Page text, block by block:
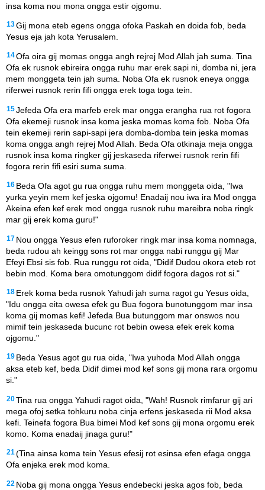
insa koma nou mona ongga estir ojgomu.
13Gij mona eteb egens ongga ofoka Paskah en doida fob, beda
Yesus eja jah kota Yerusalem.
14Ofa oira gij momas ongga angh rejrej Mod Allah jah suma. Tina
Ofa ek rusnok ebireira ongga ruhu mar erek sapi ni, domba ni, jera
mem monggeta tein jah suma. Noba Ofa ek rusnok eneya ongga
riferwei rusnok rerin fifi ongga erek toga toga tein.
15Jefeda Ofa era marfeb erek mar ongga erangha rua rot fogora
Ofa ekemeji rusnok insa koma jeska momas koma fob. Noba Ofa
tein ekemeji rerin sapi-sapi jera domba-domba tein jeska momas
koma ongga angh rejrej Mod Allah. Beda Ofa otkinaja meja ongga
rusnok insa koma ringker gij jeskaseda riferwei rusnok rerin fifi
fogora rerin fifi esiri suma suma.
16 Beda Ofa agot gu rua ongga ruhu mem monggeta oida, "Iwa
yurka yeyin mem kef jeska ojgomu! Enadaij nou iwa ira Mod ongga
Akeina efen kef erek mod ongga rusnok ruhu mareibra noba ringk
mar gij erek koma guru!"
17 Nou ongga Yesus efen ruforoker ringk mar insa koma nomnaga,
beda rudou ah keingg sons rot mar ongga nabi runggu gij Mar
Efeyi Ebsi sis fob. Rua runggu rot oida, "Didif Dudou okora eteb rot
bebin mod. Koma bera omotunggom didif fogora dagos rot si."
18 Erek koma beda rusnok Yahudi jah suma ragot gu Yesus oida,
"Idu ongga eita owesa efek gu Bua fogora bunotunggom mar insa
koma gij momas kefi! Jefeda Bua butunggom mar onswos nou
mimif tein jeskaseda bucunc rot bebin owesa efek erek koma
ojgomu."
19 Beda Yesus agot gu rua oida, "Iwa yuhoda Mod Allah ongga
aksa eteb kef, beda Didif dimei mod kef sons gij mona rara orgomu
si."
20Tina rua ongga Yahudi ragot oida, "Wah! Rusnok rimfarur gij ari
mega ofoj setka tohkuru noba cinja erfens jeskaseda rii Mod aksa
kefi. Teinefa fogora Bua bimei Mod kef sons gij mona orgomu erek
komo. Koma enadaij jinaga guru!"
21 (Tina ainsa koma tein Yesus efesij rot esinsa efen efaga ongga
Ofa enjeka erek mod koma.
22 Noba gij mona ongga Yesus endebecki jeska agos fob, beda